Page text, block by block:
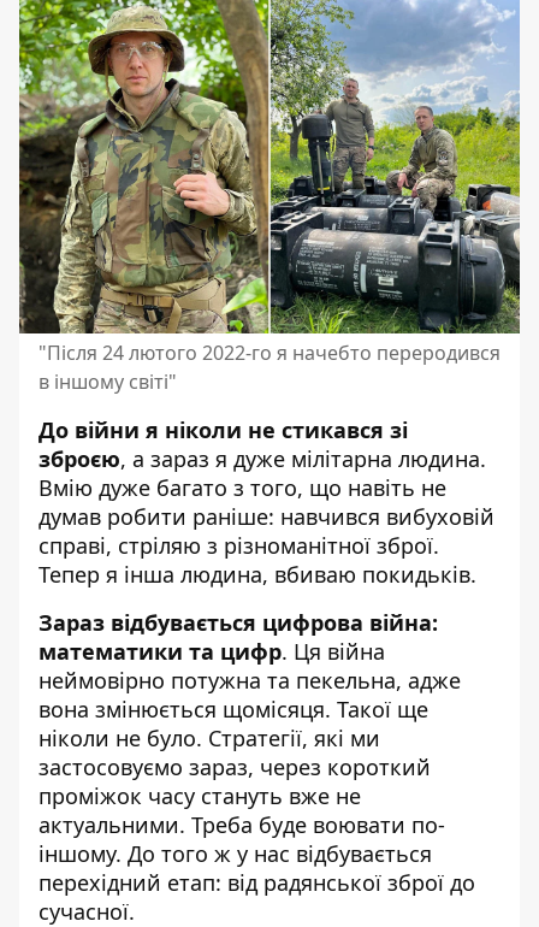
"Після 24 лютого 2022-го я начебто переродився
в іншому світі"
До війни я ніколи не стикався зі
зброєю, а зараз я дуже мілітарна людина.
Вмію дуже багато з того, що навіть не
думав робити раніше: навчився вибуховій
справі, стріляю з різноманітної зброї.
Тепер я інша людина, вбиваю покидьків.
Зараз відбувається цифрова війна:
математики та цифр. Ця війна
неймовірно потужна та пекельна, адже
вона змінюється щомісяця. Такої ще
ніколи не було. Стратегії, які ми
застосовуємо зараз, через короткий
проміжок часу стануть вже не
актуальними. Треба буде воювати по-
іншому. До того ж у нас відбувається
перехідний етап: від радянської зброї до
сучасної.